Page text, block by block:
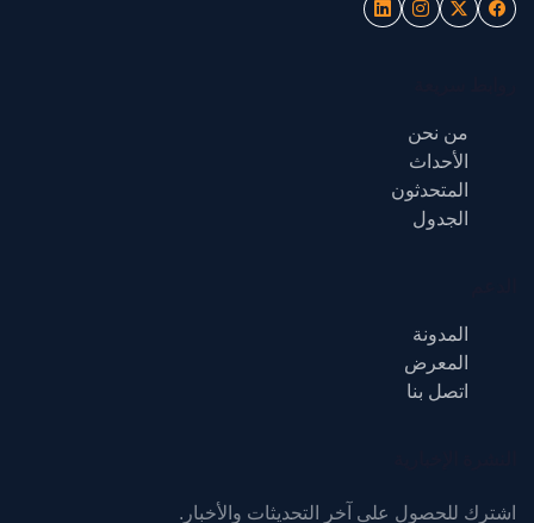
من نحن
الأحداث
المتحدثون
الجدول
المدونة
المعرض
اتصل بنا
اشترك للحصول على آخر التحديثات والأخبار.